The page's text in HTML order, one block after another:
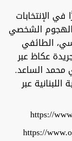
الإنتخابات
الهجوم الشخصي
الطائفي
عكاظ عبر
محمد الساعد.
عبر